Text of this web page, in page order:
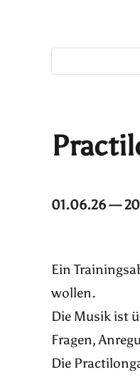
01.06.26 —
Ein
wollen.
Die Musik ist
Fragen,
Die